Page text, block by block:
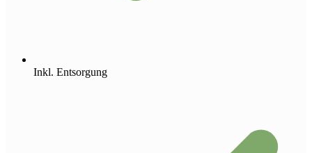
Inkl. Entsorgung